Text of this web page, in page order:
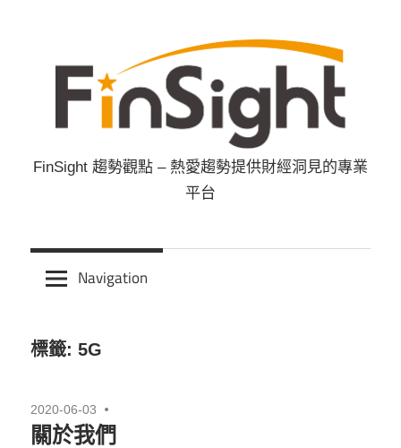
content
FinSight
勢
點
FinSight 趨勢觀點 – 熱愛趨勢提供財經洞見的專業
平台
Navigation
標籤: 5G
2020-06-03
關於我們